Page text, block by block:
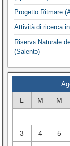
Progetto Ritmare
Attività di ricerca
Riserva Naturale
(Salento)
L M M
3 4 5